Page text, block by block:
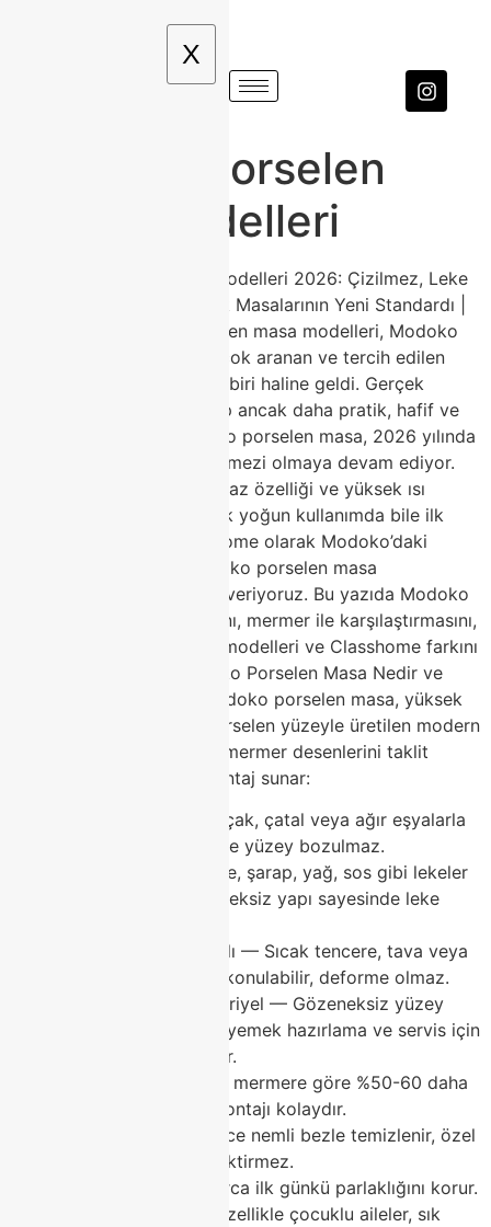
X
Modoko porselen
masa modelleri
Modoko Porselen Masa Modelleri 2026: Çizilmez, Leke
Tutmaz ve Hijyenik Yemek Masalarının Yeni Standardı |
ClasshomeModoko porselen masa modelleri, Modoko
Mobilyacılar Sitesi’nin en çok aranan ve tercih edilen
yemek odası ürünlerinden biri haline geldi. Gerçek
mermer görünümüne sahip ancak daha pratik, hafif ve
dayanıklı yapısıyla Modoko porselen masa, 2026 yılında
yemek odalarının vazgeçilmezi olmaya devam ediyor.
Çizilmez yüzeyi, leke tutmaz özelliği ve yüksek ısı
dayanımı sayesinde günlük yoğun kullanımda bile ilk
günkü gibi kalıyor. Classhome olarak Modoko’daki
mağazamızda geniş Modoko porselen masa
koleksiyonumuzla hizmet veriyoruz. Bu yazıda Modoko
porselen masa avantajlarını, mermer ile karşılaştırmasını,
2026 trendlerini, popüler modelleri ve Classhome farkını
detaylı anlatacağız.Modoko Porselen Masa Nedir ve
Neden Tercih Edilmeli?Modoko porselen masa, yüksek
sıcaklıkta pişirilen özel porselen yüzeyle üretilen modern
yemek masasıdır. Gerçek mermer desenlerini taklit
ederken birçok pratik avantaj sunar:
Çizilmez yüzey — Bıçak, çatal veya ağır eşyalarla
günlük kullanımda bile yüzey bozulmaz.
Leke tutmaz — Kahve, şarap, yağ, sos gibi lekeler
kolayca silinir; gözeneksiz yapı sayesinde leke
Yüksek ısıya dayanıklı — Sıcak tencere, tava veya
çaydanlık doğrudan konulabilir, deforme olmaz.
Hijyenik ve antibakteriyel — Gözeneksiz yüzey
bakteri barındırmaz, yemek hazırlama ve servis için
son derece güvenlidir.
Daha hafif — Gerçek mermere göre %50-60 daha
hafif, taşınması ve montajı kolaydır.
Kolay bakım — Sadece nemli bezle temizlenir, özel
bakım veya cila gerektirmez.
Uzun ömürlü — Yıllarca ilk günkü parlaklığını korur.
Modoko porselen masa, özellikle çocuklu aileler, sık